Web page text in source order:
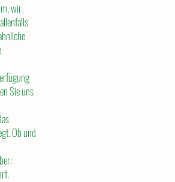
wir
Sie uns
Ob und